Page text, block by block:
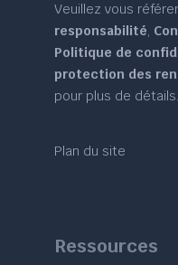
Veuillez vous
responsabilité,
Politique de
protection des
pour plus de détails.
Plan du site
Ressources